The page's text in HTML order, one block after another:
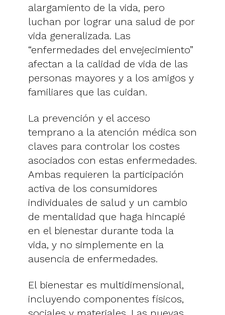
alargamiento de la vida, pero
luchan por lograr una salud de por
vida generalizada. Las
“enfermedades del envejecimiento”
afectan a la calidad de vida de las
personas mayores y a los amigos y
familiares que las cuidan.
La prevención y el acceso
temprano a la atención médica son
claves para controlar los costes
asociados con estas enfermedades.
Ambas requieren la participación
activa de los consumidores
individuales de salud y un cambio
de mentalidad que haga hincapié
en el bienestar durante toda la
vida, y no simplemente en la
ausencia de enfermedades.
El bienestar es multidimensional,
incluyendo componentes físicos,